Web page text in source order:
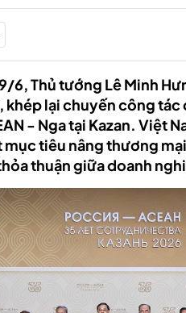
6, Thủ tướng Lê Minh
khép lại chuyến công
- Nga tại Kazan. Việt
mục tiêu nâng thương
thuận giữa doanh